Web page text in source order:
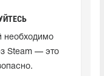
необходимо
Steam — это